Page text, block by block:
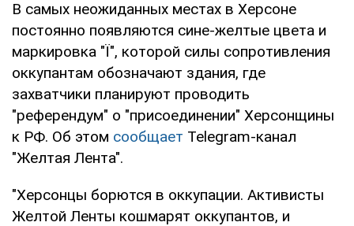
В самых неожиданных местах в Херсоне
постоянно появляются сине-желтые цвета и
маркировка "Ї", которой силы сопротивления
оккупантам обозначают здания, где
захватчики планируют проводить
"референдум" о "присоединении" Херсонщины
к РФ. Об этом сообщает Telegram-канал
"Желтая Лента".
"Херсонцы борются в оккупации. Активисты
Желтой Ленты кошмарят оккупантов, и